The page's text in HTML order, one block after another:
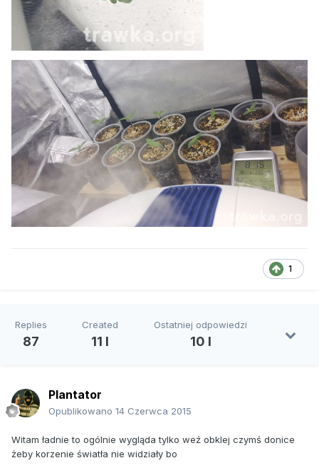
1
Replies
87
Created
11 l
Ostatniej odpowiedzi
10 l
Plantator
Opublikowano 14 Czerwca 2015
Witam ładnie to ogólnie wygląda tylko weź obklej czymś donice
żeby korzenie światła nie widziały bo